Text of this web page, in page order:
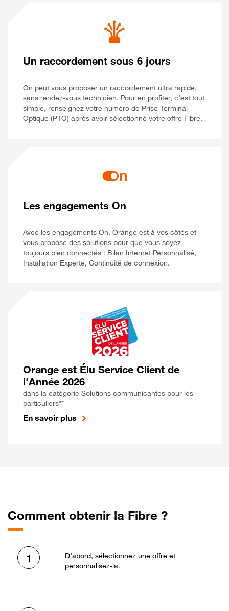
Un raccordement sous 6 jours
On peut vous proposer un raccordement ultra rapide,
sans rendez-vous technicien. Pour en profiter, c’est tout
simple, renseignez votre numéro de Prise Terminal
Optique (PTO) après avoir sélectionné votre offre Fibre.
Les engagements On
Avec les engagements On, Orange est à vos côtés et
vous propose des solutions pour que vous soyez
toujours bien connectés : Bilan Internet Personnalisé,
Installation Experte, Continuité de connexion.
Orange est Élu Service Client de
l'Année 2026
dans la catégorie Solutions communicantes pour les
particuliers**
En savoir plus
Comment obtenir la Fibre ?
1
D’abord, sélectionnez une offre et
personnalisez-la.